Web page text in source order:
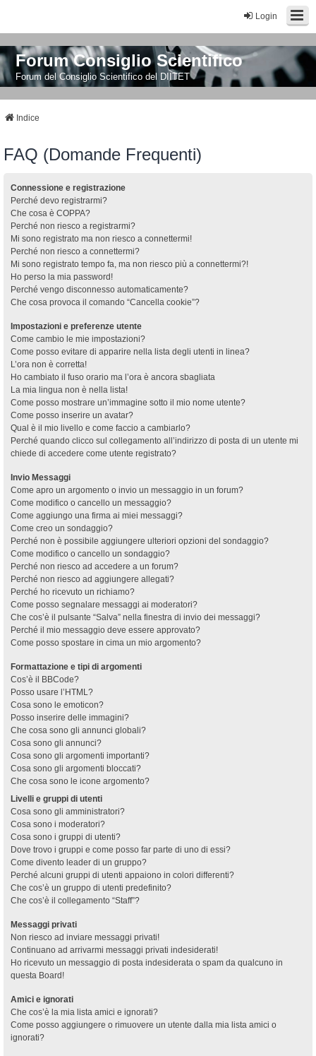
Login
Forum Consiglio Scientifico
Forum del Consiglio Scientifico del DIITET
Indice
FAQ (Domande Frequenti)
Connessione e registrazione
Perché devo registrarmi?
Che cosa è COPPA?
Perché non riesco a registrarmi?
Mi sono registrato ma non riesco a connettermi!
Perché non riesco a connettermi?
Mi sono registrato tempo fa, ma non riesco più a connettermi?!
Ho perso la mia password!
Perché vengo disconnesso automaticamente?
Che cosa provoca il comando “Cancella cookie”?
Impostazioni e preferenze utente
Come cambio le mie impostazioni?
Come posso evitare di apparire nella lista degli utenti in linea?
L’ora non è corretta!
Ho cambiato il fuso orario ma l’ora è ancora sbagliata
La mia lingua non è nella lista!
Come posso mostrare un’immagine sotto il mio nome utente?
Come posso inserire un avatar?
Qual è il mio livello e come faccio a cambiarlo?
Perché quando clicco sul collegamento all’indirizzo di posta di un utente mi
chiede di accedere come utente registrato?
Invio Messaggi
Come apro un argomento o invio un messaggio in un forum?
Come modifico o cancello un messaggio?
Come aggiungo una firma ai miei messaggi?
Come creo un sondaggio?
Perché non è possibile aggiungere ulteriori opzioni del sondaggio?
Come modifico o cancello un sondaggio?
Perché non riesco ad accedere a un forum?
Perché non riesco ad aggiungere allegati?
Perché ho ricevuto un richiamo?
Come posso segnalare messaggi ai moderatori?
Che cos’è il pulsante “Salva” nella finestra di invio dei messaggi?
Perché il mio messaggio deve essere approvato?
Come posso spostare in cima un mio argomento?
Formattazione e tipi di argomenti
Cos’è il BBCode?
Posso usare l’HTML?
Cosa sono le emoticon?
Posso inserire delle immagini?
Che cosa sono gli annunci globali?
Cosa sono gli annunci?
Cosa sono gli argomenti importanti?
Cosa sono gli argomenti bloccati?
Che cosa sono le icone argomento?
Livelli e gruppi di utenti
Cosa sono gli amministratori?
Cosa sono i moderatori?
Cosa sono i gruppi di utenti?
Dove trovo i gruppi e come posso far parte di uno di essi?
Come divento leader di un gruppo?
Perché alcuni gruppi di utenti appaiono in colori differenti?
Che cos’è un gruppo di utenti predefinito?
Che cos’è il collegamento “Staff”?
Messaggi privati
Non riesco ad inviare messaggi privati!
Continuano ad arrivarmi messaggi privati indesiderati!
Ho ricevuto un messaggio di posta indesiderata o spam da qualcuno in
questa Board!
Amici e ignorati
Che cos’è la mia lista amici e ignorati?
Come posso aggiungere o rimuovere un utente dalla mia lista amici o
ignorati?